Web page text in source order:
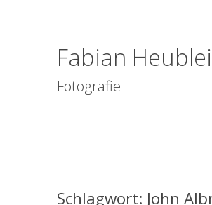
Fabian
Fotografie
Schlagwort: John